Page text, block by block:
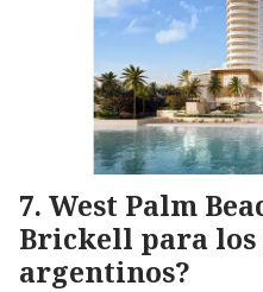
West Palm
Brickell para
argentinos?